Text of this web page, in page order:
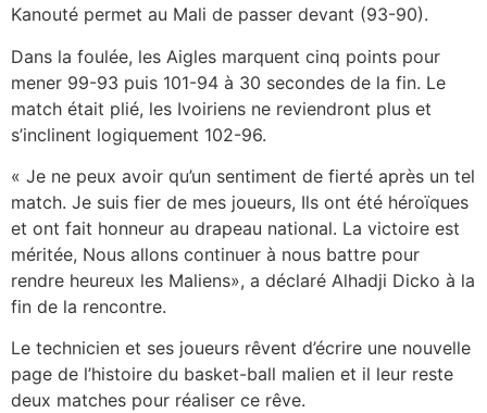
Kanouté permet au Mali de passer devant (93-90).
Dans la foulée, les Aigles marquent cinq points pour
mener 99-93 puis 101-94 à 30 secondes de la fin. Le
match était plié, les Ivoiriens ne reviendront plus et
s’inclinent logiquement 102-96.
« Je ne peux avoir qu’un sentiment de fierté après un tel
match. Je suis fier de mes joueurs, Ils ont été héroïques
et ont fait honneur au drapeau national. La victoire est
méritée, Nous allons continuer à nous battre pour
rendre heureux les Maliens», a déclaré Alhadji Dicko à la
fin de la rencontre.
Le technicien et ses joueurs rêvent d’écrire une nouvelle
page de l’histoire du basket-ball malien et il leur reste
deux matches pour réaliser ce rêve.